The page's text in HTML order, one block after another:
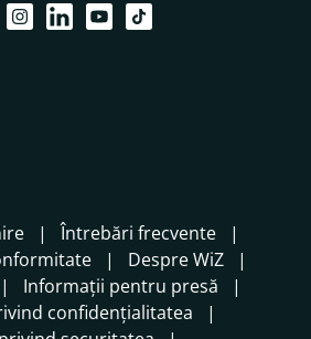
Întrebări frecvente
Despre WiZ
Informații pentru presă
confidențialitatea